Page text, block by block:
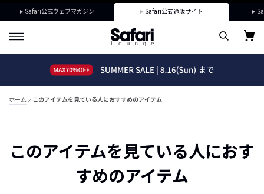
Safari公式ウェブマガジン Safari公式通販サイト
ホーム このアイテムを見ている人におすすめのアイテム
このアイテムを見ている人におす
すめのアイテム